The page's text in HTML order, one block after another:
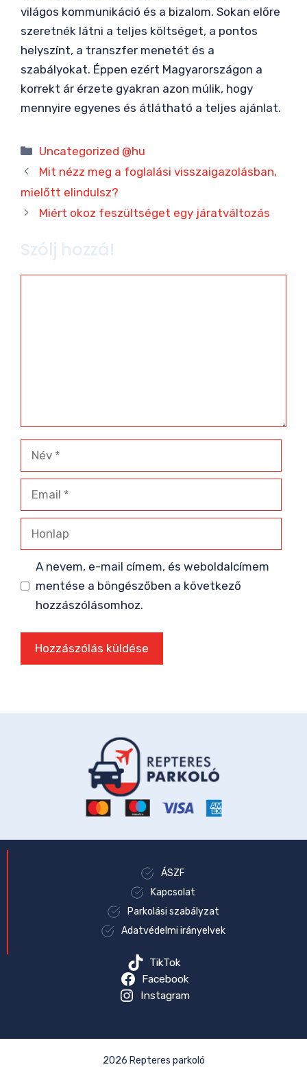
világos kommunikáció és a bizalom. Sokan előre
szeretnék látni a teljes költséget, a pontos
helyszínt, a transzfer menetét és a
szabályokat. Éppen ezért Magyarországon a
korrekt ár érzete gyakran azon múlik, hogy
mennyire egyenes és átlátható a teljes ajánlat.
Kategória
Uncategorized @hu
Mit nézz meg a foglalási visszaigazolásban,
mielőtt elindulsz?
Miért okoz feszültséget egy járatváltozás
Szólj hozzá!
Név
Email
Honlap
A nevem, e-mail címem, és weboldalcímem
mentése a böngészőben a következő
hozzászólásomhoz.
ÁSZF
Kapcsolat
Parkolási szabályzat
Adatvédelmi irányelvek
TikTok
Facebook
Instagram
2026 Repteres parkoló